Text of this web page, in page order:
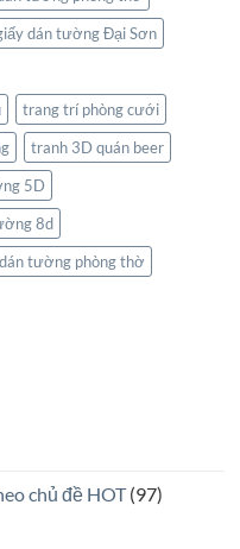
dán tường Đại Sơn
trang trí phòng cưới
tranh 3D quán beer
5D
8d
tường phòng thờ
chủ đề HOT(97)